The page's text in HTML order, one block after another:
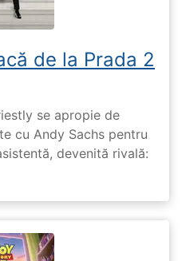
de la Prada 2
se apropie de
cu Andy Sachs pentru
devenită rivală: